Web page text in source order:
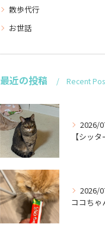
散歩代行
お世話
最近の投稿 Recent
2026/
【シッタ
2026/